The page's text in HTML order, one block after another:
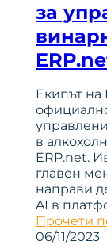
за
Екипът на
в
ERP.net.
главен
направи
AI в
Прочети
06/11/2023